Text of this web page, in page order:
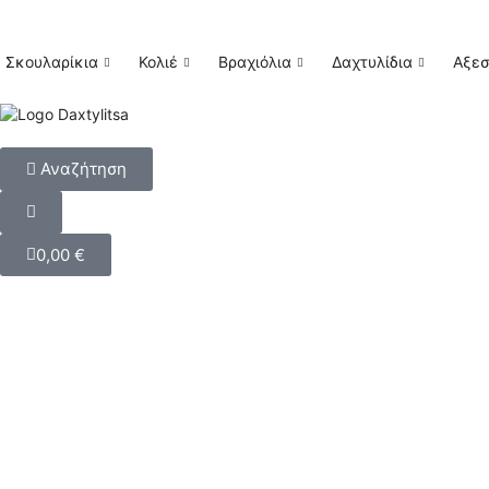
Σκουλαρίκια Κολιέ Βραχιόλια Δαχτυλίδια
Αναζήτηση
0,00 €